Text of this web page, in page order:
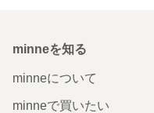
minneを知る
minneについて
minneで買いたい